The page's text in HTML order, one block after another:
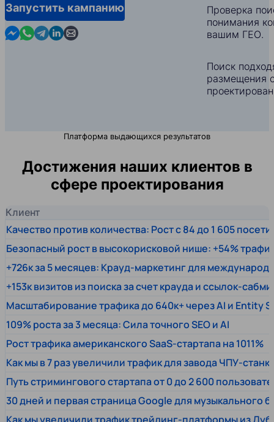
Запустить кампанию
Contact us in Messenger
Contact us in WhatsApp
Contact us in Telegram
Contact us in Linkedin
Contact us by email
Проверка
понимания
вашим ГЕО.
Поиск
размещения
Платформа выдающихся результатов
Достижения наших клиентов в
сфере проектирования
Клиент
Качество против количества: Рост с 84 до 1 605
Безопасный рост в высокорисковой нише: +54%
+726к за 5 месяцев: Крауд-маркетинг для
+153к визитов из поиска за счет крауда и ссылок-
Масштабирование трафика до 640к+ через AI и Entity
109% роста за 3 месяца: Сила точного SEO и AI
Рост трафика американского SaaS-стартапа на 1011%
Как мы в 7 раз увеличили трафик для завода ЧПУ-
Путь стримингового стартапа от 0 до 2 600
30 дней и первая страница Google для музыкального